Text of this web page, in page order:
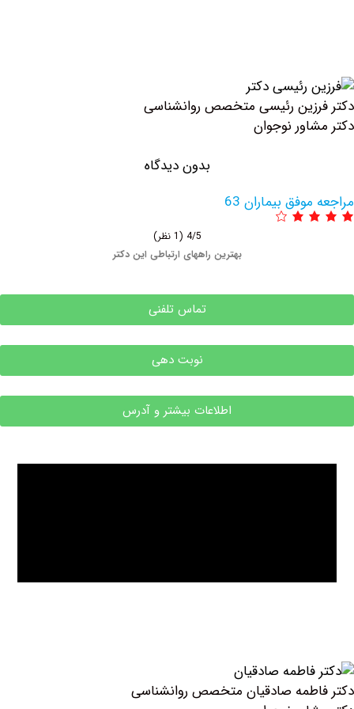
رئیسی متخصص روانشناسی
نوجوان
بدون دیدگاه
بیماران 63
بهترین راههای ارتباطی این دکتر
تماس تلفنی
نوبت دهی
اطلاعات بیشتر و آدرس
صادقیان متخصص روانشناسی